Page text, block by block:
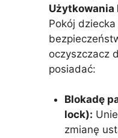
Użytkowania
Pokój
oczyszczacz
posiadać:
Blokadę
lock):
zmianę